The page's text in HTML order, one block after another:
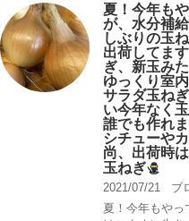
夏！今年も
が、水分補
しぶりの玉
出荷してま
ぎ、新玉み
ゆっくり室
サラダ玉ね
い今年なく
誰でも作れ
シチューや
尚、出荷時
玉ねぎ
2021/07/21
ブ
夏！今年もやっ